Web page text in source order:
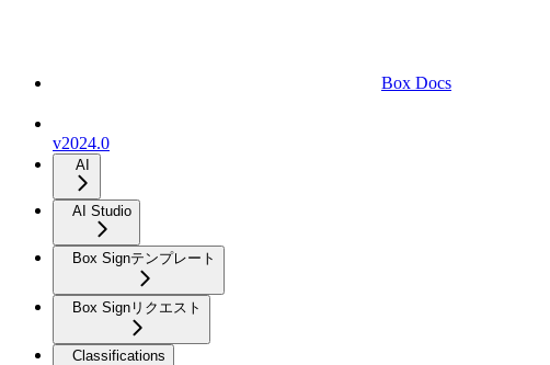
Box Docs
v2024.0
AI
AI Studio
Box Signテンプレート
Box Signリクエスト
Classifications